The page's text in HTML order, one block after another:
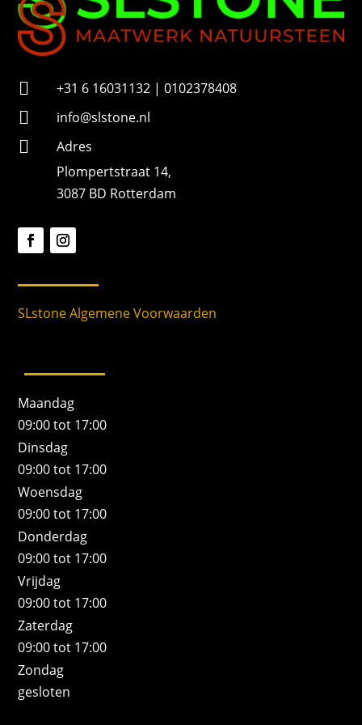
 +31 6 16031132 | 0102378408
 info@slstone.nl

Adres
Plompertstraat 14,
3087 BD Rotterdam
SLstone Algemene Voorwaarden
Maandag
09:00 tot 17:00
Dinsdag
09:00 tot 17:00
Woensdag
09:00 tot 17:00
Donderdag
09:00 tot 17:00
Vrijdag
09:00 tot 17:00
Zaterdag
09:00 tot 17:00
Zondag
gesloten